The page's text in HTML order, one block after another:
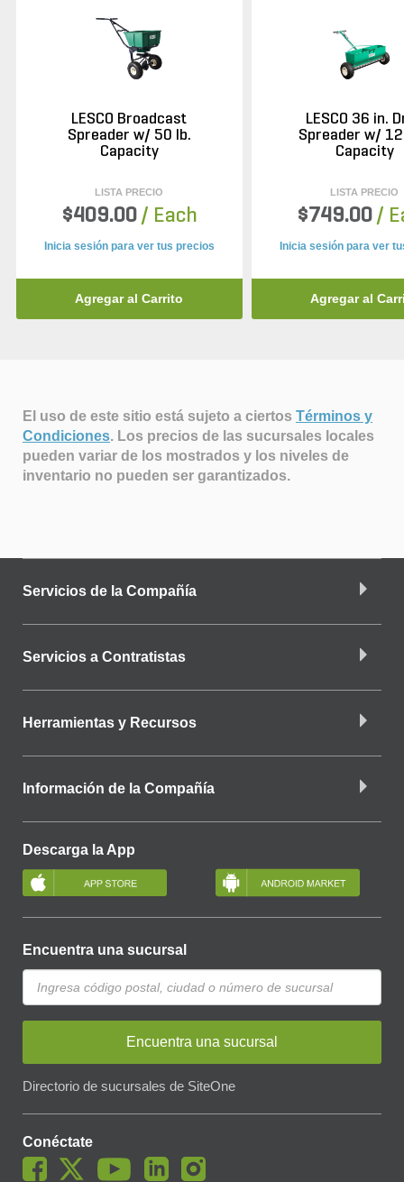
LESCO Broadcast
Spreader w/ 50 lb.
Capacity
LISTA PRECIO
$409.00 / Each
Inicia sesión para ver tus precios
Agregar al Carrito
LESCO 36 in.
Spreader w/
Capacity
LISTA PRECIO
$749.00 /
Inicia sesión para ver
Agregar al
El uso de este sitio está sujeto a ciertos Términos y
Condiciones. Los precios de las sucursales locales
pueden variar de los mostrados y los niveles de
inventario no pueden ser garantizados.
Servicios de la Compañía
Servicios a Contratistas
Herramientas y Recursos
Información de la Compañía
Descarga la App
Encuentra una sucursal
Encuentra una sucursal
Directorio de sucursales de SiteOne
Conéctate